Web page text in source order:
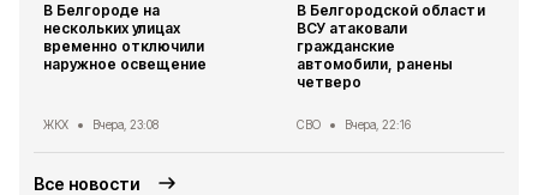
В Белгороде на
нескольких улицах
временно отключили
наружное освещение
ЖКХ Вчера, 23:08
В Белгородской области
ВСУ атаковали
гражданские
автомобили, ранены
четверо
СВО Вчера, 22:16
Все новости